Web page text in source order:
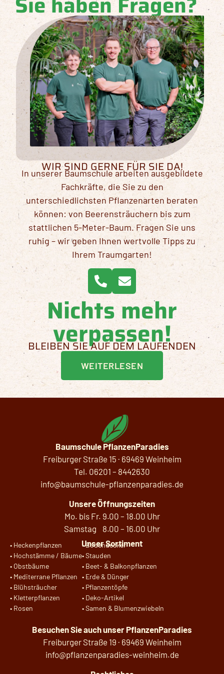
WIR SIND GERNE FÜR SIE DA!
In unserer Baumschule arbeiten ausgebildete
Fachkräfte, die Sie zu den
unterschiedlichsten Pflanzenarten beraten
können: von Beerensträuchern bis zum
stattlichen 5-Meter-Baum. Fragen Sie uns
ruhig – wir geben Ihnen wertvolle Tipps zu
Ihrem Traumgarten!
Nichts mehr
verpassen!
BLEIBEN SIE AUF DEM LAUFENDEN
WEITERLESEN
Baumschule PflanzenParadies
Freiburger Straße 15 · 69469 Weinheim
Tel. 06201 – 8442630
info@baumschule-pflanzenparadies.de
Unsere Öffnungszeiten
Mo. bis Fr. 9.00 – 18.00 Uhr
Samstag 8.00 – 16.00 Uhr
Unser Sortiment
• Heckenpflanzen
• Hochstämme / Bäume
• Obstbäume
• Mediterrane Pflanzen
• Blühsträucher
• Kletterpflanzen
• Rosen
•Bodendecker
•Stauden
• Beet- & Balkonpflanzen
• Erde & Dünger
• Pflanzentöpfe
• Deko-Artikel
•Samen & Blumenzwiebeln
Besuchen Sie auch unser PflanzenParadies
Freiburger Straße 19 · 69469 Weinheim
info@pflanzenparadies-weinheim.de